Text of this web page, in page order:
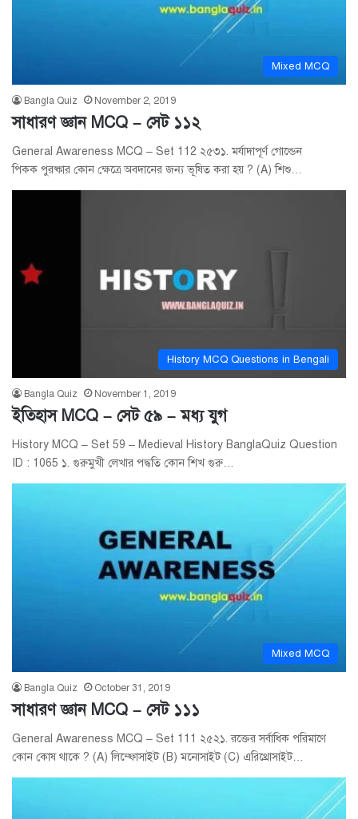
Mixed MCQ
Bangla Quiz November 2, 2019
সাধারণ জ্ঞান MCQ – সেট ১১২
General Awareness MCQ – Set 112 ২৫৩১. মর্যাদাপূর্ণ গোল্ডেন
পিকক পুরষ্কার কোন ক্ষেত্রে অবদানের জন্য ভূষিত করা হয় ? (A) শিশু…
History MCQ Questions in Bengali
Bangla Quiz November 1, 2019
ইতিহাস MCQ – সেট ৫৯ – মধ্য যুগ
History MCQ – Set 59 – Medieval History BanglaQuiz Question
ID : 1065 ১. গুরুমুখী লেখার পদ্ধতি কোন শিখ গুরু…
Mixed MCQ
Bangla Quiz October 31, 2019
সাধারণ জ্ঞান MCQ – সেট ১১১
General Awareness MCQ – Set 111 ২৫২১. রক্তের সর্বাধিক পরিমাণে
কোন কোষ থাকে ? (A) লিম্ফোসাইট (B) মনোসাইট (C) এরিথ্রোসাইট…